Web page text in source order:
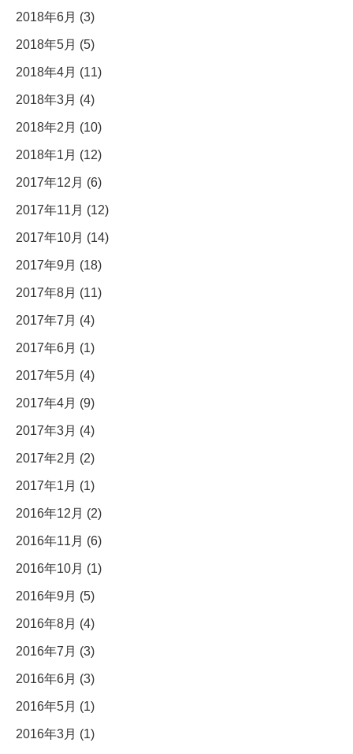
2018年6月 (3)
2018年5月 (5)
2018年4月 (11)
2018年3月 (4)
2018年2月 (10)
2018年1月 (12)
2017年12月 (6)
2017年11月 (12)
2017年10月 (14)
2017年9月 (18)
2017年8月 (11)
2017年7月 (4)
2017年6月 (1)
2017年5月 (4)
2017年4月 (9)
2017年3月 (4)
2017年2月 (2)
2017年1月 (1)
2016年12月 (2)
2016年11月 (6)
2016年10月 (1)
2016年9月 (5)
2016年8月 (4)
2016年7月 (3)
2016年6月 (3)
2016年5月 (1)
2016年3月 (1)